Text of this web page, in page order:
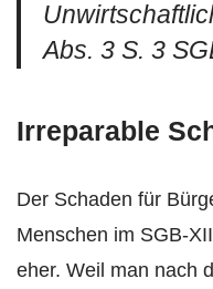
Abs. 3 S. 3
Irreparable
Der Schaden für
Menschen im SGB-
eher. Weil man nach